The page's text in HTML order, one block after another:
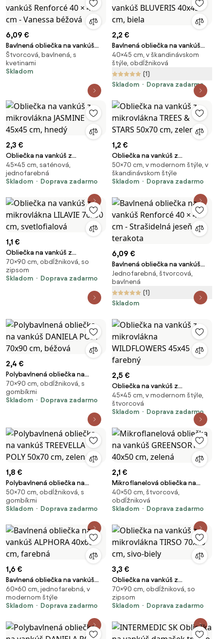
6,09 €
Bavlnená obliečka na vankúš
Renforcé 40 × 40 cm - Vanessa
béžová
Štvorcová, bavlnená, s
kvetinami
Skladom
2,2 €
Bavlnená obliečka na vankúš
BLUVERIS 40x45 cm, biela
40×45 cm, v škandinávskom
štýle, obdĺžniková
(1)
Skladom
Doprava zadarmo
2,3 €
Obliečka na vankúš z
mikrovlákna JASMINE 45x45 cm,
hnedý
45×45 cm, saténová,
jednofarebná
Skladom
Doprava zadarmo
1,2 €
Obliečka na vankúš z
mikrovlákna TREES & STARS
50x70 cm, zelená
50×70 cm, v modernom štýle, v
škandinávskom štýle
Skladom
Doprava zadarmo
1,1 €
Obliečka na vankúš z
mikrovlákna LILAVIE 70x90 cm,
svetlofialová
70×90 cm, obdĺžniková, so
zipsom
Skladom
Doprava zadarmo
6,09 €
Bavlnená obliečka na vankúš
Renforcé 40 × 40 cm -
Strašidelná jeseň terakota
Jednofarebná, štvorcová,
bavlnená
(1)
Skladom
2,4 €
Polybavlnená obliečka na
vankúš DANIELA POLY 70x90 cm,
béžová
70×90 cm, obdĺžniková, s
gombíkmi
Skladom
Doprava zadarmo
2,5 €
Obliečka na vankúš z
mikrovlákna WILDFLOWERS
45x45 cm, farebný
45×45 cm, v modernom štýle,
štvorcová
Skladom
Doprava zadarmo
1,8 €
Polybavlnená obliečka na
vankúš TREEVELLA POLY 50x70
cm, zelená
50×70 cm, obdĺžniková, s
gombíkmi
Skladom
Doprava zadarmo
2,1 €
Mikroflanelová obliečka na
vankúš GREENSORY 40x50 cm,
zelená
40×50 cm, štvorcová,
obdĺžniková
Skladom
Doprava zadarmo
1,6 €
Bavlnená obliečka na vankúš
ALPHORA 40x60 cm, farebná
60×60 cm, jednofarebná, v
modernom štýle
Skladom
Doprava zadarmo
3,3 €
Obliečka na vankúš z
mikrovlákna TIRSO 70x90 cm,
sivo-biely
70×90 cm, obdĺžniková, so
zipsom
Skladom
Doprava zadarmo